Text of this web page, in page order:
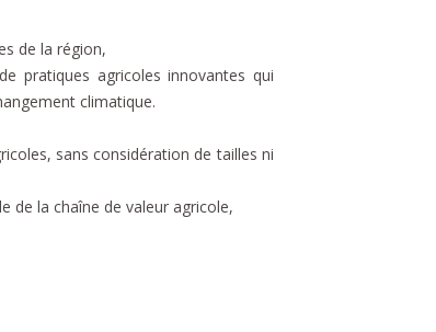
de la région,
pratiques agricoles innovantes qui
climatique.
sans considération de tailles ni
de la chaîne de valeur agricole,